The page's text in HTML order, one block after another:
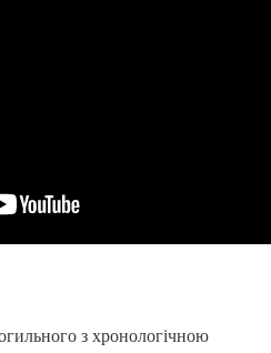
з хронологічною